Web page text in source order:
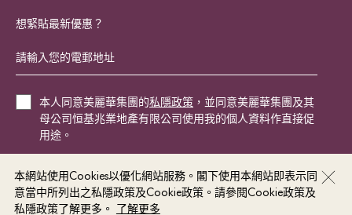
本網站使用Cookies以優化網站服務。閣下使用本網站即表示同
意當中所列出之私隱政策及Cookie政策。請參閱Cookie政策及
私隱政策了解更多。 了解更多
想緊貼最新優惠？
本人同意美麗華集團的私隱政策 ，並同意美麗華集團及其
母公司恒基兆業地產有限公司使用我的個人資料作直接促
用途。
立即登記